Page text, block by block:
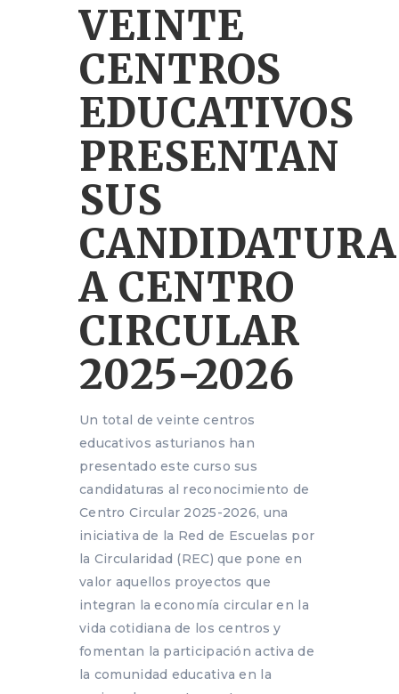
VEINTE
CENTROS
EDUCATIVOS
PRESENTAN
SUS
A CENTRO
CIRCULAR
2025-2026
Un total de veinte centros
educativos asturianos han
presentado este curso sus
candidaturas al reconocimiento de
Centro Circular 2025-2026, una
iniciativa de la Red de Escuelas por
la Circularidad (REC) que pone en
valor aquellos proyectos que
integran la economía circular en la
vida cotidiana de los centros y
fomentan la participación activa de
la comunidad educativa en la